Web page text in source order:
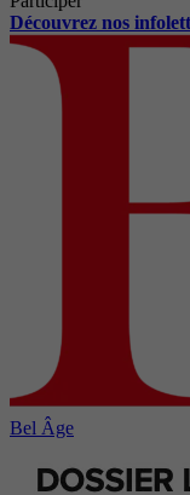
Découvrez nos
Bel Âge